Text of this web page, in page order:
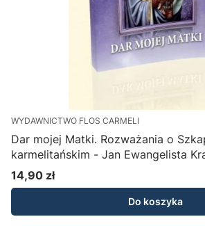
WYDAWNICTWO FLOS CARMELI
Dar mojej Matki. Rozważania o
karmelitańskim - Jan Ewangelista
Cena
14,90 zł
Do koszyka